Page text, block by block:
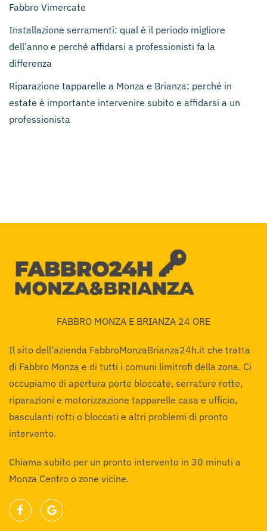
Fabbro Vimercate
Installazione serramenti: qual è il periodo migliore
dell’anno e perché affidarsi a professionisti fa la
differenza
Riparazione tapparelle a Monza e Brianza: perché in
estate è importante intervenire subito e affidarsi a un
professionista
FABBRO MONZA E BRIANZA 24 ORE
Il sito dell'azienda FabbroMonzaBrianza24h.it che tratta
di Fabbro Monza e di tutti i comuni limitrofi della zona. Ci
occupiamo di apertura porte bloccate, serrature rotte,
riparazioni e motorizzazione tapparelle casa e ufficio,
basculanti rotti o bloccati e altri problemi di pronto
intervento.
Chiama subito per un pronto intervento in 30 minuti a
Monza Centro o zone vicine.